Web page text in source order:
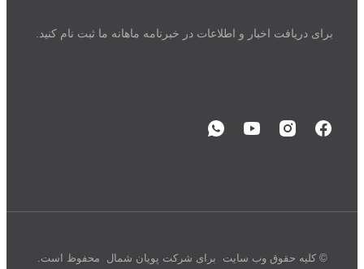
برای دریافت اخبار و اطلاعات در خبرنامه ماهانه ما ثبت نام کنید.
© کلیه حقوق وب سایت برای شرکت پویان شمال محفوظ است.